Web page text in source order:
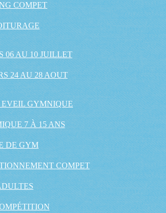
COMPET
06 AU 10 JUILLET
24 AU 28 AOUT
GYMNIQUE
7 À 15 ANS
DE GYM
COMPET